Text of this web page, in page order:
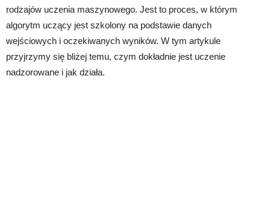
rodzajów uczenia maszynowego. Jest to proces, w którym
algorytm uczący jest szkolony na podstawie danych
wejściowych i oczekiwanych wyników. W tym artykule
przyjrzymy się bliżej temu, czym dokładnie jest uczenie
nadzorowane i jak działa.